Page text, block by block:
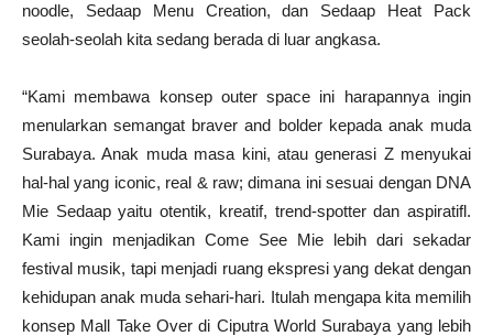
noodle, Sedaap Menu Creation, dan Sedaap Heat Pack
seolah-seolah kita sedang berada di luar angkasa.
“Kami membawa konsep outer space ini harapannya ingin
menularkan semangat braver and bolder kepada anak muda
Surabaya. Anak muda masa kini, atau generasi Z menyukai
hal-hal yang iconic, real & raw; dimana ini sesuai dengan DNA
Mie Sedaap yaitu otentik, kreatif, trend-spotter dan aspiratifl.
Kami ingin menjadikan Come See Mie lebih dari sekadar
festival musik, tapi menjadi ruang ekspresi yang dekat dengan
kehidupan anak muda sehari-hari. Itulah mengapa kita memilih
konsep Mall Take Over di Ciputra World Surabaya yang lebih